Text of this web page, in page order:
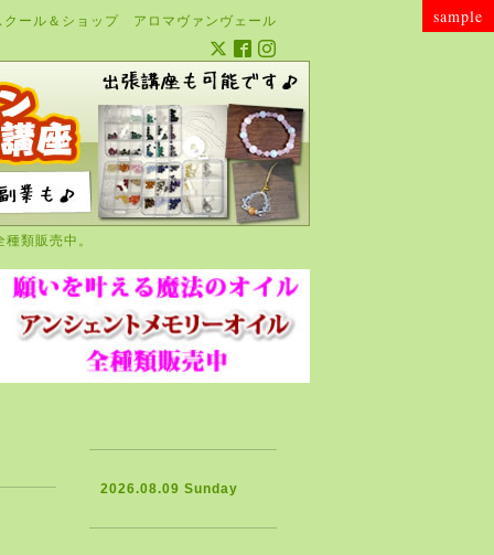
クール＆ショップ アロマヴァンヴェール
類販売中。
2026.08.09 Sunday
sample